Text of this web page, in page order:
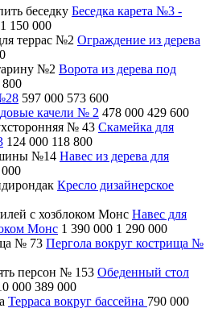
Беседка карета №3 -
1 150 000
Ограждение из дерева
Ворота из дерева под
800
597 000 573 600
качели № 2 478 000 429 600
Скамейка для
124 000 118 800
Навес из дерева для
Кресло дизайнерское
Навес для
Монс 1 390 000 1 290 000
Пергола вокруг кострища №
Обеденный стол
000 389 000
Терраса вокруг бассейна 790 000